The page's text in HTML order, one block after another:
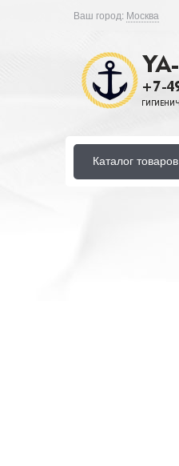
Ваш город: Москва
Каталог товаров